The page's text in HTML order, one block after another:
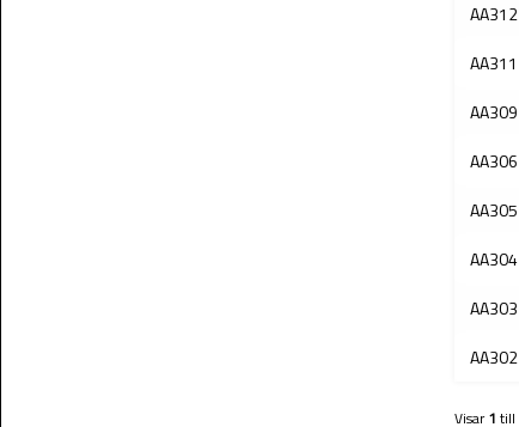
AA312
AA311
AA309
AA306
AA305
AA304
AA303
AA302
Visar1 till